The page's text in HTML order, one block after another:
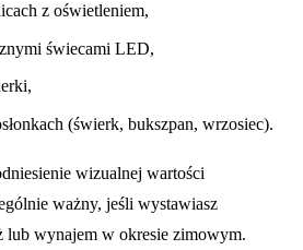
z oświetleniem,
świecami LED,
(świerk, bukszpan, wrzosiec).
wizualnej wartości
ważny, jeśli wystawiasz
lub wynajem w okresie zimowym.